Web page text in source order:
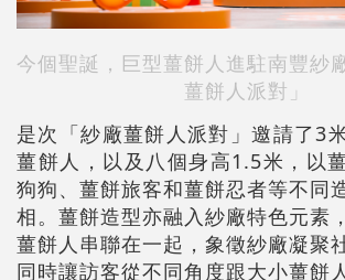
今個聖誕，巨型薑餅人進駐南豐紗
薑餅人派對」
是次「紗廠薑餅人派對」邀請了3
薑餅人，以及八個身高1.5米，以
狗狗、薑餅旅客和薑餅忍者等不同
相。薑餅造型亦融入紗廠特色元素
薑餅人串聯在一起，象徵紗廠凝聚
同時讓訪客從不同角度跟大小薑餅